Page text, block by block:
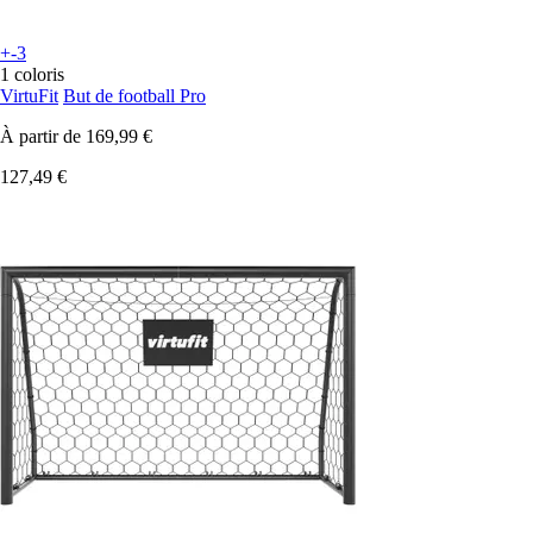
+-3
1 coloris
VirtuFit But de football Pro
À partir de 169,99 €
127,49 €